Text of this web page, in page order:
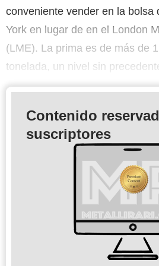
conveniente vender en la bolsa
York en lugar de en el London
(LME). La prima es de más de
tonelada, un nivel sin
Contenido
suscriptores